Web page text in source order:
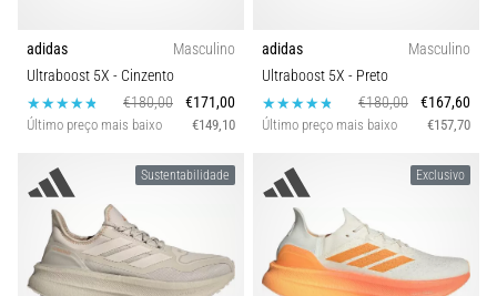
após
corrida?
Uma
causas
mais
comuns
adidas
Masculino
Ultraboost 5X - Cinzento
€180,00
€171,00
Último preço mais baixo €149,10
adidas
Masculino
Ultraboost 5X - Preto
€180,00
€167,60
Último preço mais baixo €157,70
Sustentabilidade Exclusivo